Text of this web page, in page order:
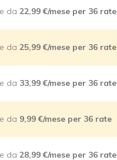
da 22,99 €/mese per 36 rate
da 25,99 €/mese per 36 rate
da 33,99 €/mese per 36 rate
da 9,99 €/mese per 36 rate
da 28,99 €/mese per 36 rate